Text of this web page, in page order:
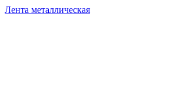
Лента металлическая